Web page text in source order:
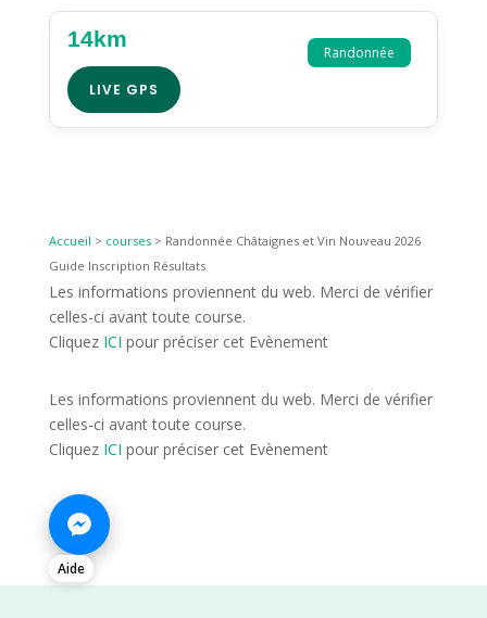
Randonnée
14km
LIVE GPS
Accueil > courses> Randonnée Châtaignes et Vin Nouveau 2026
Guide Inscription Résultats
Les informations proviennent du web. Merci de vérifier
celles-ci avant toute course.
Cliquez ICI pour préciser cet Evènement
Les informations proviennent du web. Merci de vérifier
celles-ci avant toute course.
Cliquez ICI pour préciser cet Evènement
Aide